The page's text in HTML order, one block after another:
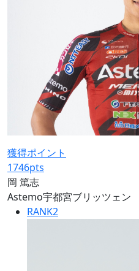
獲得ポイント
1746pts
岡 篤志
Astemo宇都宮ブリッツェン
RANK2